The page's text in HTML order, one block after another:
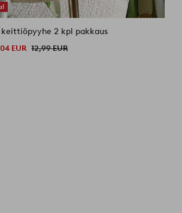
keittiöpyyhe 2 kpl pakkaus
EUR 12,99 EUR